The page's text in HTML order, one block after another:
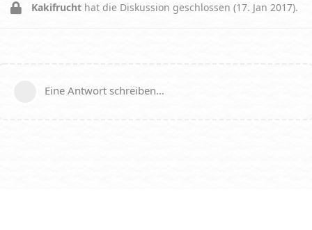
Kakifrucht hat die Diskussion geschlossen (17. Jan 2017).
Eine Antwort schreiben…